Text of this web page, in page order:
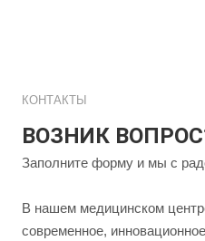
КОНТАКТЫ
ВОЗНИК
Заполните форму и мы с
В нашем медицинском
современное,